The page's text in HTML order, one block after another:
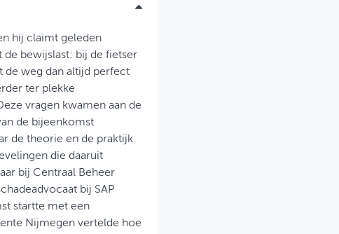
hij claimt geleden
de bewijslast: bij de fietser
weg dan altijd perfect
ter plekke
vragen kwamen aan de
de bijeenkomst
de theorie en de praktijk
die daaruit
bij Centraal Beheer
bij SAP
startte met een
Nijmegen vertelde hoe